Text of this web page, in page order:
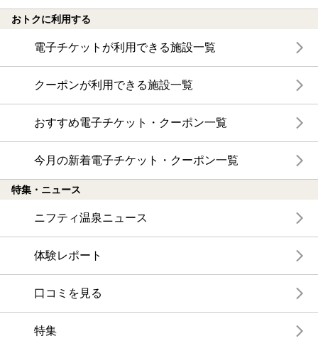
おトクに利用する
電子チケットが利用できる施設一覧
クーポンが利用できる施設一覧
おすすめ電子チケット・クーポン一覧
今月の新着電子チケット・クーポン一覧
特集・ニュース
ニフティ温泉ニュース
体験レポート
口コミを見る
特集